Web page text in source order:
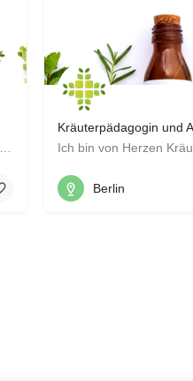
Ich bin Ulrike Salzmann, Phytotherapeutin / Kräuterfrau und Waldbaden-Kursleiterin, aus Berlin. Hier am…
Kräuterpädagogin und
13189, Berlin
Berlin